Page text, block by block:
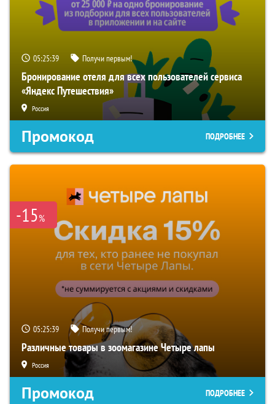
05:25:38 Получи первым!
Бронирование отеля для всех пользователей сервиса
«Яндекс Путешествия»
Россия
Промокод ПОДРОБНЕЕ
-15%
05:25:38 Получи первым!
Различные товары в зоомагазине Четыре лапы
Россия
Промокод ПОДРОБНЕЕ